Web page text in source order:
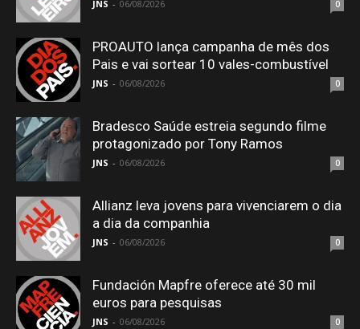
JNS - 06/08/2026 0
PROAUTO lança campanha de mês dos
Pais e vai sortear 10 vales-combustível
JNS - 06/08/2026 0
Bradesco Saúde estreia segundo filme
protagonizado por Tony Ramos
JNS - 06/08/2026 0
Allianz leva jovens para vivenciarem o dia
a dia da companhia
JNS - 06/08/2026 0
Fundación Mapfre oferece até 30 mil
euros para pesquisas
JNS - 06/08/2026 0